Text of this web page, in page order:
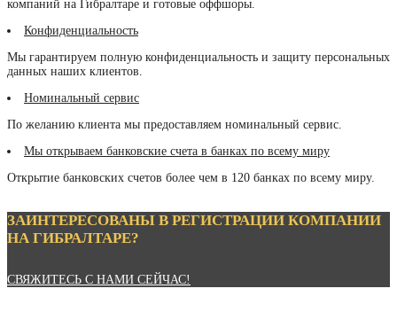
компаний на Гибралтаре и готовые оффшоры.
Конфиденциальность
Мы гарантируем полную конфиденциальность и защиту персональных
данных наших клиентов.
Номинальный сервис
По желанию клиента мы предоставляем номинальный сервис.
Мы открываем банковские счета в банках по всему миру
Открытие банковских счетов более чем в 120 банках по всему миру.
ЗАИНТЕРЕСОВАНЫ В РЕГИСТРАЦИИ КОМПАНИИ
НА ГИБРАЛТАРЕ?
СВЯЖИТЕСЬ С НАМИ СЕЙЧАС!